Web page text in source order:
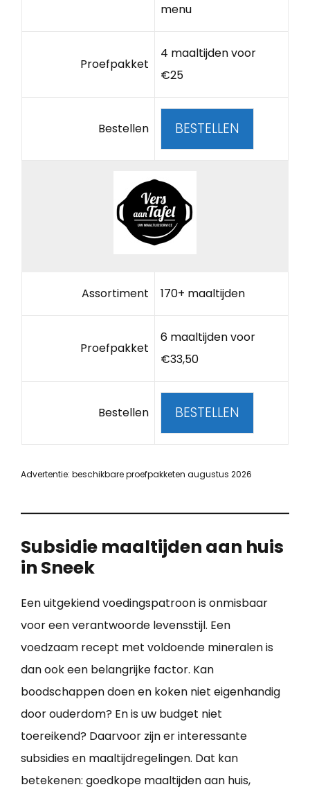
menu
Proefpakket
4 maaltijden voor
€25
Bestellen BESTELLEN
Assortiment 170+ maaltijden
Proefpakket
6 maaltijden voor
€33,50
Bestellen BESTELLEN
Advertentie: beschikbare proefpakketen augustus 2026
Subsidie maaltijden aan huis
in Sneek
Een uitgekiend voedingspatroon is onmisbaar
voor een verantwoorde levensstijl. Een
voedzaam recept met voldoende mineralen is
dan ook een belangrijke factor. Kan
boodschappen doen en koken niet eigenhandig
door ouderdom? En is uw budget niet
toereikend? Daarvoor zijn er interessante
subsidies en maaltijdregelingen. Dat kan
betekenen: goedkope maaltijden aan huis,